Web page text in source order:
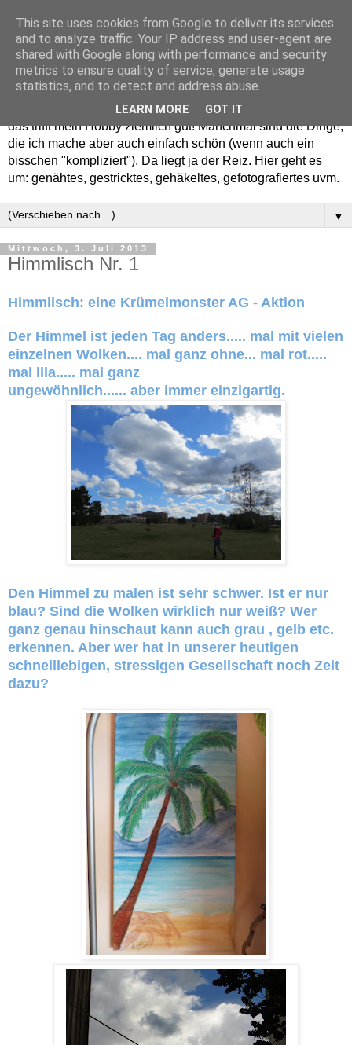
Willkommen in meinem "Wohnzimmer". Einfach und schön -
das trifft mein Hobby ziemlich gut! Manchmal sind die Dinge,
die ich mache aber auch einfach schön (wenn auch ein
bisschen "kompliziert"). Da liegt ja der Reiz. Hier geht es
um: genähtes, gestricktes, gehäkeltes, gefotografiertes uvm.
▼
Mittwoch, 3. Juli 2013
Himmlisch Nr. 1
Himmlisch: eine Krümelmonster AG - Aktion
Der Himmel ist jeden Tag anders..... mal mit vielen
einzelnen Wolken.... mal ganz ohne... mal rot.....
mal lila..... mal ganz
ungewöhnlich...... aber immer einzigartig.
Den Himmel zu malen ist sehr schwer. Ist er nur
blau? Sind die Wolken wirklich nur weiß? Wer
ganz genau hinschaut kann auch grau , gelb etc.
erkennen. Aber wer hat in unserer heutigen
schnelllebigen, stressigen Gesellschaft noch Zeit
dazu?
This site uses cookies from Google to deliver its services
and to analyze traffic. Your IP address and user-agent are
shared with Google along with performance and security
metrics to ensure quality of service, generate usage
statistics, and to detect and address abuse.
LEARN MORE GOT IT